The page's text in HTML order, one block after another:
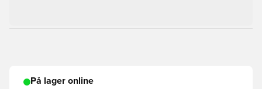
På lager online